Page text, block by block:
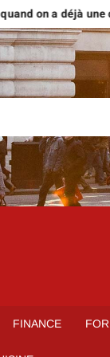
déjà une
FINANCE